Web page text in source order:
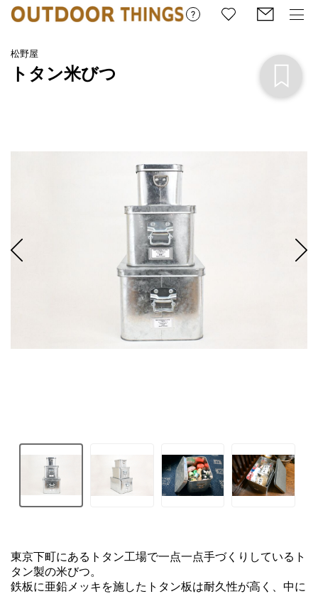
松野屋
トタン米びつ
東京下町にあるトタン工場で一点一点手づくりしているト
タン製の米びつ。
鉄板に亜鉛メッキを施したトタン板は耐久性が高く、中に